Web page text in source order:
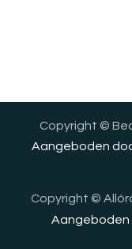
Copyright ©
Aangeboden
Copyright ©